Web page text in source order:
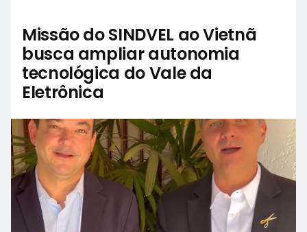
Missão do SINDVEL ao Vietnã
busca ampliar autonomia
tecnológica do Vale da
Eletrônica